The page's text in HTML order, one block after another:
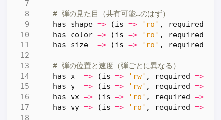
# 弾の見た目（共有可能…のはず）
has
shape => (is => 'ro' , required
has
color => (is => 'ro' , required
has
size => (is => 'ro' , required
# 弾の位置と速度（弾ごとに異なる）
has x => (is => 'rw' , required =>
has
y => (is => 'rw' , required =>
has vx => (is => 'ro' , required =>
has vy => (is => 'ro' , required =>